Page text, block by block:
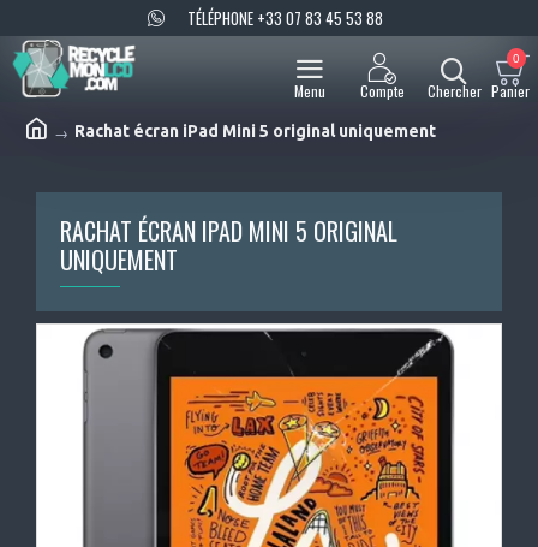
TÉLÉPHONE +33 07 83 45 53 88
0
Rachat écran iPad Mini 5 original uniquement
RACHAT ÉCRAN IPAD MINI 5 ORIGINAL
UNIQUEMENT